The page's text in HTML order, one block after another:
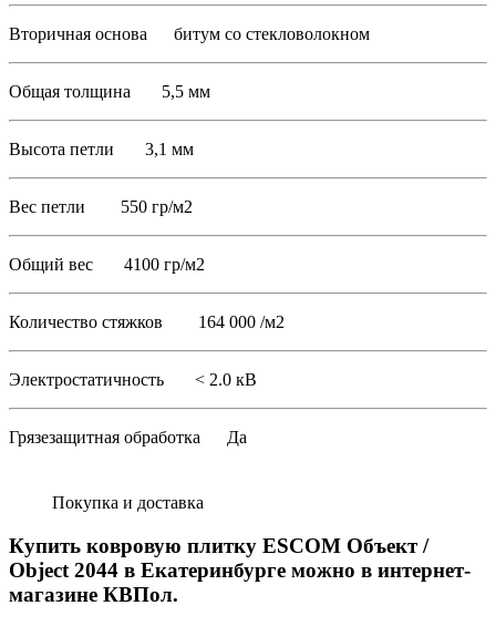
Вторичная основа битум со стекловолокном
Общая толщина 5,5 мм
Высота петли 3,1 мм
Вес петли 550 гр/м2
Общий вес 4100 гр/м2
Количество стяжков 164 000 /м2
Электростатичность < 2.0 кВ
Грязезащитная обработка Да
Покупка и доставка
Купить ковровую плитку ESCOM Объект /
Object 2044 в Екатеринбурге можно в интернет-
магазине КВПол.